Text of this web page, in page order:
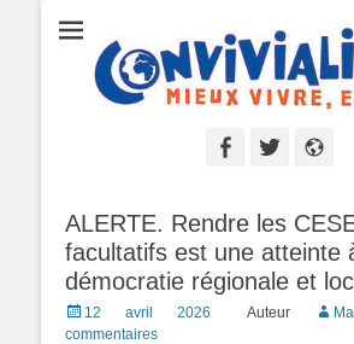
Convivialisme
Mieux vivre, ensemble
Facebook
Twitter
ALERTE. Rendre les
facultatifs est une atteinte
démocratie régionale et
Posted
on
12 avril 2026 Auteur
commentaires